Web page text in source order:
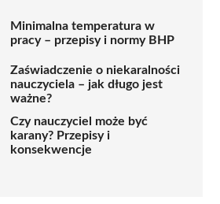
Minimalna temperatura w
pracy – przepisy i normy BHP
Zaświadczenie o niekaralności
nauczyciela – jak długo jest
ważne?
Czy nauczyciel może być
karany? Przepisy i
konsekwencje